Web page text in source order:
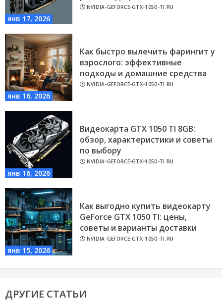
янв 17, 2026
NVIDIA-GEFORCE-GTX-1050-TI.RU
янв 16, 2026
Как быстро вылечить фарингит у
взрослого: эффективные
подходы и домашние средства
NVIDIA-GEFORCE-GTX-1050-TI.RU
янв 16, 2026
Видеокарта GTX 1050 TI 8GB:
обзор, характеристики и советы
по выбору
NVIDIA-GEFORCE-GTX-1050-TI.RU
янв 15, 2026
Как выгодно купить видеокарту
GeForce GTX 1050 TI: цены,
советы и варианты доставки
NVIDIA-GEFORCE-GTX-1050-TI.RU
ДРУГИЕ СТАТЬИ